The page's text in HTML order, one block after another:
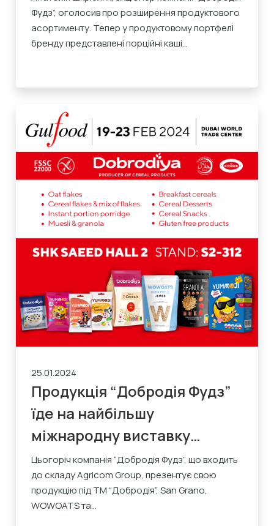
“Добродія”
Фудз”, оголосив про розширення продуктового
асортименту. Тепер у продуктовому портфелі
бренду представлені порційні каші...
25.01.2024
Продукція “Добродія Фудз”
їде на найбільшу
міжнародну виставку
продуктів харчування
Gulfood 2024
Цьогоріч компанія “Добродія Фудз”, що входить
до складу Agricom Group, презентує свою
продукцію під ТМ “Добродія”, San Grano,
WOWOATS та...